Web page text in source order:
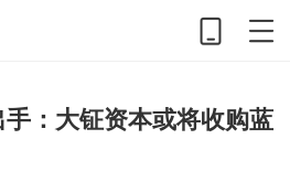
：大钲资本或将收购蓝